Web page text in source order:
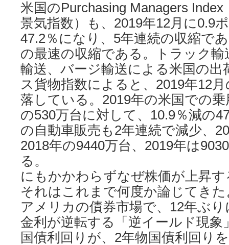
米国のPurchasing Managers
景気指数）も、2019年12月に0.9
47.2％になり、5年連続の収縮で
の最速の収縮である。トラック輸
輸送、バージ輸送による米国の出
ス貨物指数によると、2019年12
落している。2019年の米国での
の530万台に対して、10.9％減の
の自動車販売も2年連続で減少、
2018年の9440万台、2019年は
る。
にもかかわらずなぜ株価が上昇
それはこれまで何度か論じてき
アメリカの債券市場で、12年ぶ
金利が逆転する「逆イールド現象
国債利回りが、2年物国債利回り